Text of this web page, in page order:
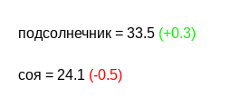
подсолнечник = 33.5 (+0.3)
соя = 24.1 (-0.5)